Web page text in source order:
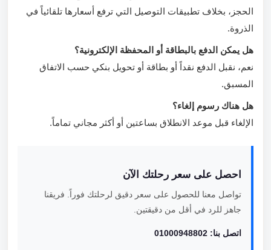
الحجز، بخلاف تطبيقات التوصيل التي ترفع أسعارها تلقائياً في
الذروة.
هل يمكن الدفع بالبطاقة أو المحفظة الإلكترونية؟
نعم، نقبل الدفع نقداً أو بطاقة أو تحويل بنكي حسب الاتفاق
المسبق.
هل هناك رسوم إلغاء؟
الإلغاء قبل موعد الانطلاق بساعتين أو أكثر مجاني تماماً.
احصل على سعر رحلتك الآن
تواصل معنا للحصول على سعر دقيق لرحلتك فوراً. فريقنا
جاهز للرد في أقل من دقيقتين.
اتصل بنا: 01000948802